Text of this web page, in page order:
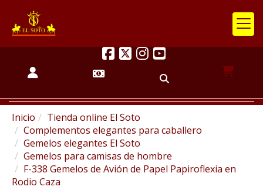
Inicio
Tienda online El Soto
Complementos elegantes para caballero
Gemelos elegantes El Soto
Gemelos para camisas de hombre
F-338 Gemelos de Avión de Papel Papiroflexia en
Rodio Caza